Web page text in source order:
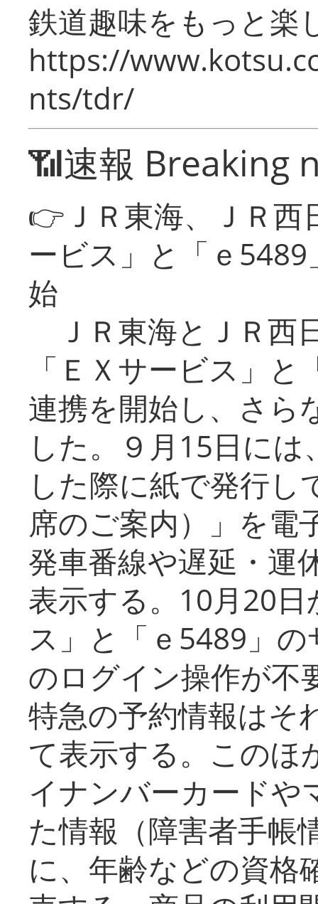
鉄道趣味をもっと楽
https://
nts/tdr/
📶速報 Breaking
👉ＪＲ東海、ＪＲ
ービス」と「ｅ
始
ＪＲ東海とＪＲ西
「ＥＸサービス」
連携を開始し、さら
した。９月15日に
した際に紙で発行し
席のご案内）」を電
発車番線や遅延・運
表示する。10月20
ス」と「ｅ5489」
のログイン操作が不
特急の予約情報はそ
て表示する。このほ
イナンバーカードや
た情報（障害者手帳
に、年齢などの資格